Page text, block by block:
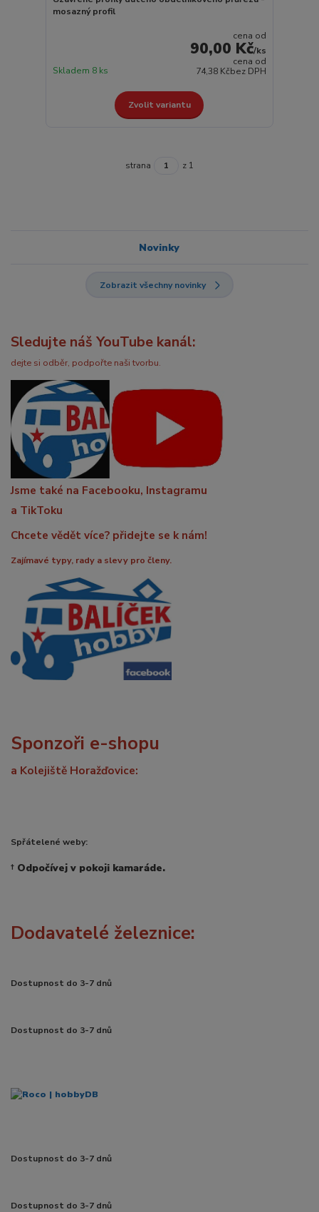
Novinky
Zobrazit všechny novinky
Sledujte náš YouTube kanál:
dejte si odběr, podpořte naši tvorbu.
Jsme také na Facebooku, Instagramu
a TikToku
Chcete vědět více? přidejte se k nám!
Zajímavé typy, rady a slevy pro členy.
Sponzoři e-shopu
a Kolejiště Horažďovice:
Spřátelené weby:
† Odpočívej v pokoji kamaráde.
Dodavatelé železnice:
Dostupnost do 3-7 dnů
Dostupnost do 3-7 dnů
Dostupnost do 3-7 dnů
Dostupnost do 3-7 dnů
mosazný profil
cena od
90,00 Kč/ks
cena od
74,38 Kčbez DPH
Skladem 8 ks
Zvolit variantu
strana z 1